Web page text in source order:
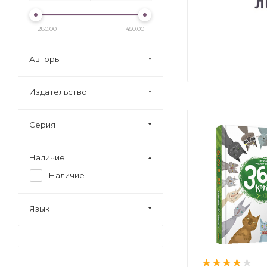
280.00 450.00
Авторы
Издательство
Серия
Наличие
Наличие
Язык